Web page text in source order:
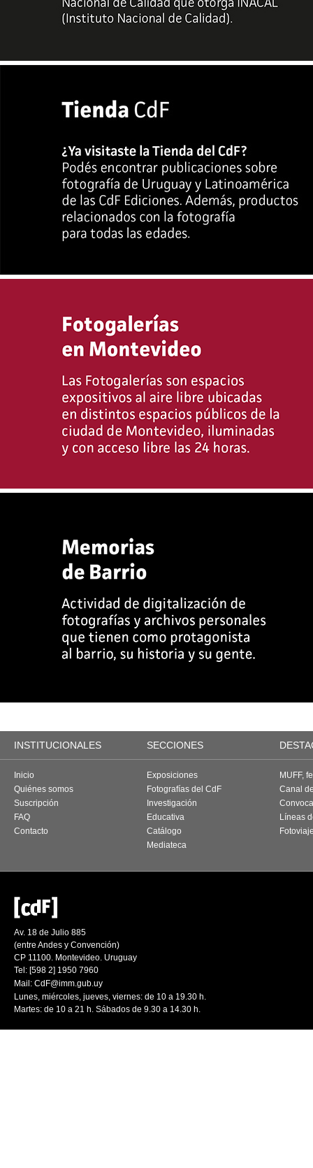
INSTITUCIONALES SECCIONES
Inicio
Quiénes somos
Suscripción
FAQ
Contacto
Exposiciones
Fotografías del CdF
Investigación
Educativa
Catálogo
Mediateca
MUFF,
Canal
Líneas
Av. 18 de Julio 885
(entre Andes y Convención)
CP 11100. Montevideo. Uruguay
Tel: [598 2] 1950 7960
Mail: CdF@imm.gub.uy
Lunes, miércoles, jueves, viernes: de 10 a 19.30 h.
Martes: de 10 a 21 h. Sábados de 9.30 a 14.30 h.